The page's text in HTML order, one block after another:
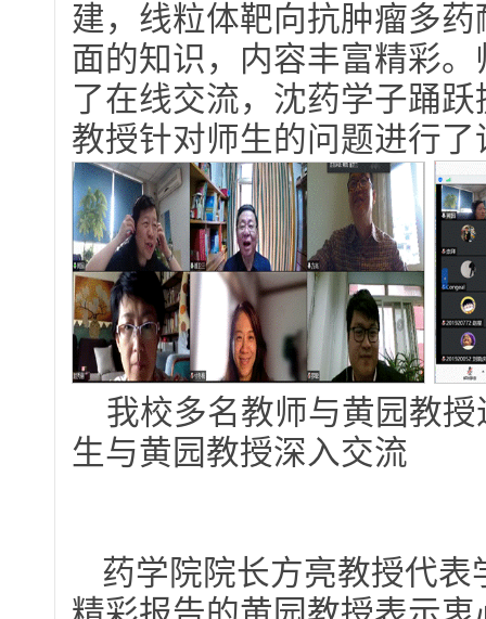
建，线粒体靶向抗肿瘤多
面的知识，内容丰富精彩
了在线交流，沈药学子踊
教授针对师生的问题进行了
我校多名教师与黄园
生与黄园教授深入交流
药学院院长方亮教授代